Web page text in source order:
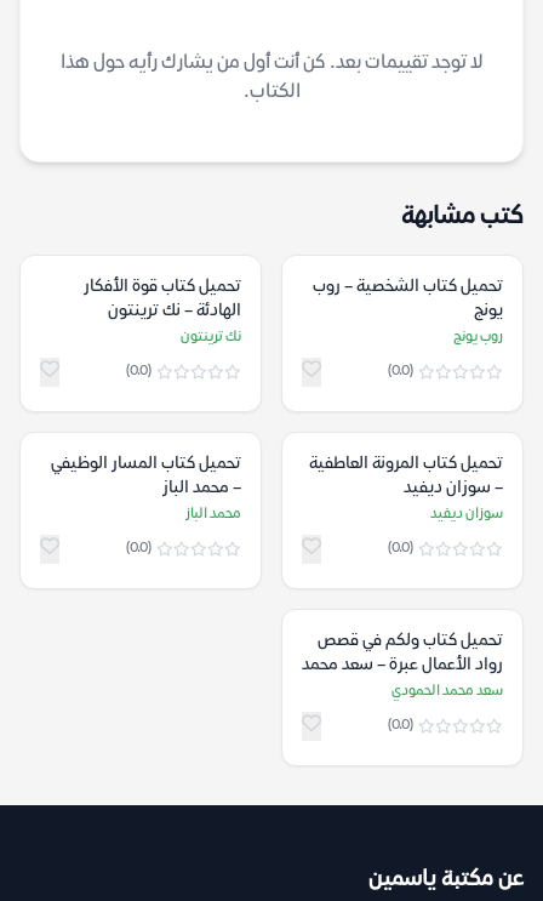
لا توجد تقييمات بعد. كن أنت أول من يشارك رأيه حول هذا
الكتاب.
كتب مشابهة
تحميل كتاب الشخصية – روب
يونج
روب يونج
(0.0)
تحميل كتاب قوة الأفكار
الهادئة – نك ترينتون
نك ترينتون
(0.0)
تحميل كتاب المرونة العاطفية
– سوزان ديفيد
سوزان ديفيد
(0.0)
تحميل كتاب المسار الوظيفي
– محمد الباز
محمد الباز
(0.0)
تحميل كتاب ولكم في قصص
رواد الأعمال عبرة – سعد محمد
الحمودي
سعد محمد الحمودي
(0.0)
عن مكتبة ياسمين